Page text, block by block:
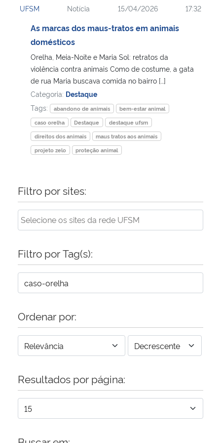
Ministério da Cidadania
Ministério de Minas e Energia
Ministério da Ciência, Tecnologia, Inovações e Comunicações
Ministério do Meio Ambiente
Ministério do Turismo
Controladoria-Geral da União
Ministério da Mulher, da Família e dos Direitos Humanos
Advocacia-Geral da União
Banco Central do Brasil
Planalto
UFSM Notícia 15/04/2026 17:32
As marcas dos maus-tratos em animais
domésticos
Orelha, Meia-Noite e Maria Sol: retratos da
violência contra animais Como de costume, a gata
de rua Maria buscava comida no bairro […]
Categoria: Destaque
Tags:
abandono de animais
bem-estar animal
caso orelha
Destaque
destaque ufsm
direitos dos animais
maus tratos aos animais
projeto zelo
proteção animal
Filtro por sites:
Filtro por Tag(s):
Ordenar por:
Resultados por página: